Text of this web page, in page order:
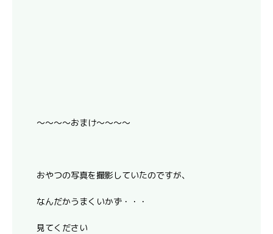
～～～～おまけ～～～～
おやつの写真を撮影していたのですが、
なんだかうまくいかず・・・
見てください